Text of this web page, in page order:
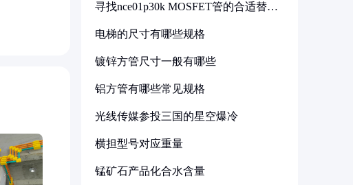
寻找nce01p30k MOSFET管的合适替代
电梯的尺寸有哪些规格
镀锌方管尺寸一般有哪些
铝方管有哪些常见规格
光线传媒参投三国的星空爆冷
横担型号对应重量
锰矿石产品化合水含量